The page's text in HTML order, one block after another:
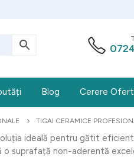
Blog Cerere
TIGAI CERAMICE
ideală pentru gătit
suprafață non-aderentă